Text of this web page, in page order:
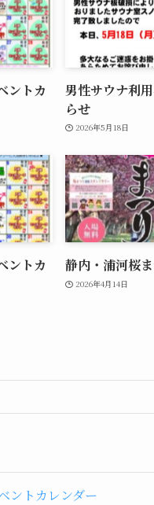
ントカ
男性サウナ利
らせ
2026年5月18日
ントカ
静内・浦河桜
2026年4月14日
ントカレンダー